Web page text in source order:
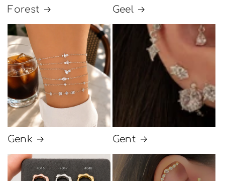
Forest Geel
Genk Gent